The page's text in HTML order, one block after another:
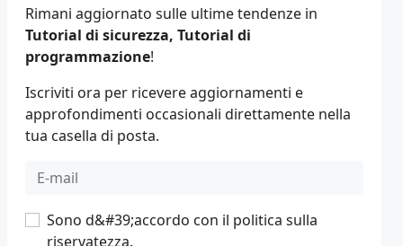
Rimani aggiornato sulle ultime tendenze in
Tutorial di sicurezza, Tutorial di
programmazione!
Iscriviti ora per ricevere aggiornamenti e
approfondimenti occasionali direttamente nella
tua casella di posta.
Sono d&#39;accordo con il politica sulla
riservatezza.